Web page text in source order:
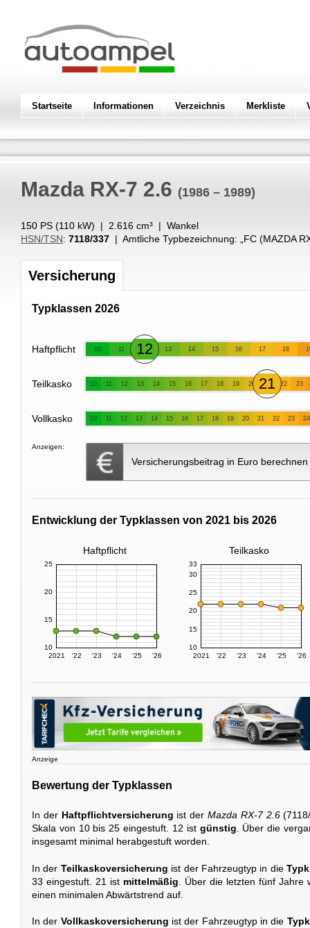
Startseite Informationen Verzeichnis Merkliste
Mazda RX-7 2.6 (1986 – 1989)
150 PS (110 kW) | 2.616 cm³ | Wankel
HSN/TSN: 7118/337 | Amtliche Typbezeichnung: „ FC (MAZDA
Versicherung
Typklassen 2026
Haftpflicht 10 11 12 13 14 15 16 17 18
Teilkasko 10 11 12 13 14 15 16 17 18 19 20 21 22 23
Vollkasko 10 11 12 13 14 15 16 17 18 19 20 21 22 23 24
Anzeigen:
Versicherungsbeitrag in Euro berechnen
Entwicklung der Typklassen von 2021 bis 2026
Haftpflicht Teilkasko
2021 '22 '23 '24 '25 '26
10
15
20
25
2021 '22 '23 '24 '25 '26
10
15
20
25
30
33
Anzeige
Bewertung der Typklassen
In der Haftpflichtversicherung ist der Mazda RX-7 2.6
Skala von 10 bis 25 eingestuft. 12 ist günstig . Über die
insgesamt minimal herabgestuft worden.
In der Teilkaskoversicherung ist der Fahrzeugtyp in die
33 eingestuft. 21 ist mittelmäßig . Über die letzten fünf
einen minimalen Abwärtstrend auf.
In der Vollkaskoversicherung ist der Fahrzeugtyp in die